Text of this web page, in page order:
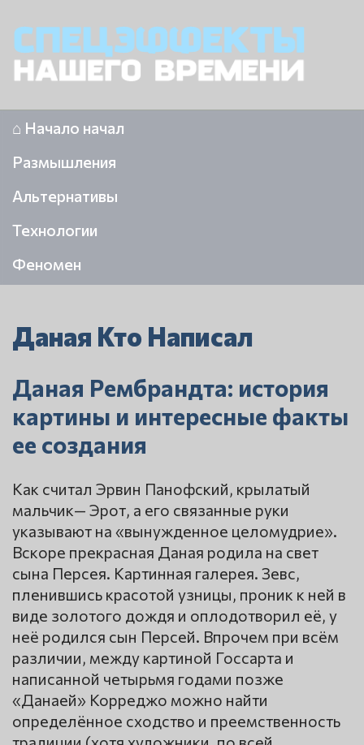
⌂ Начало начал
Размышления
Альтернативы
Технологии
Феномен
Даная Кто Написал
Даная Рембрандта: история
картины и интересные факты
ее создания
Как считал Эрвин Панофский, крылатый
мальчик— Эрот, а его связанные руки
указывают на «вынужденное целомудрие».
Вскоре прекрасная Даная родила на свет
сына Персея. Картинная галерея. Зевс,
пленившись красотой узницы, проник к ней в
виде золотого дождя и оплодотворил её, у
неё родился сын Персей. Впрочем при всём
различии, между картиной Госсарта и
написанной четырьмя годами позже
«Данаей» Корреджо можно найти
определённое сходство и преемственность